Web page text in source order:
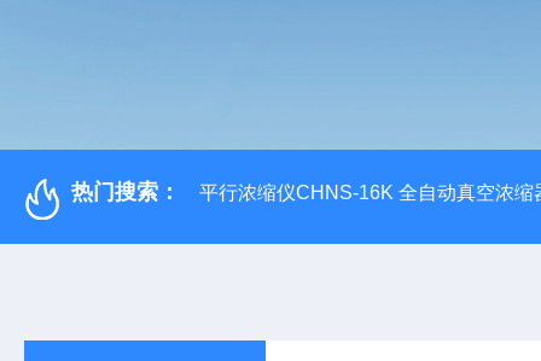
热门搜索： 平行浓缩仪CHNS-16K 全自动真空浓缩